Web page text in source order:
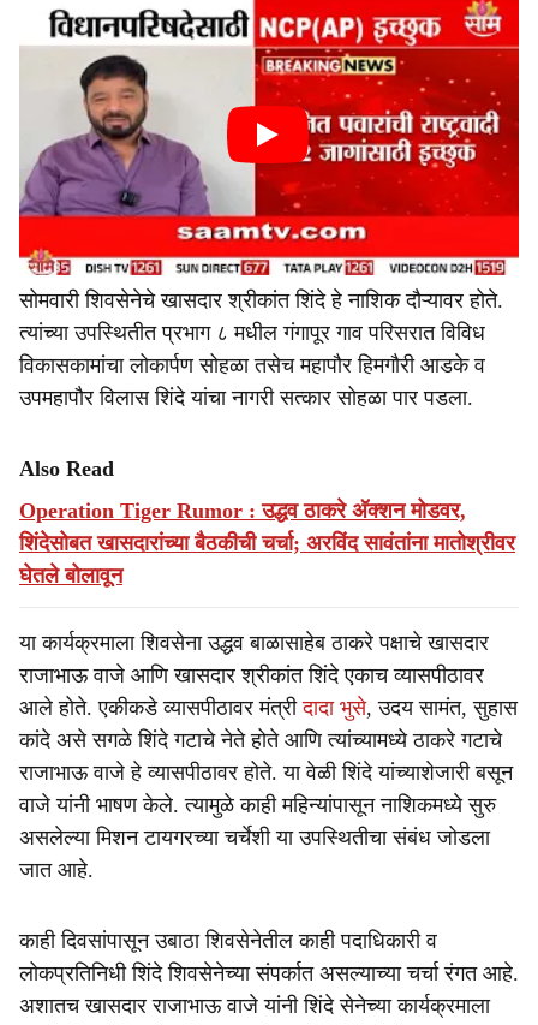
सोमवारी शिवसेनेचे खासदार श्रीकांत शिंदे हे नाशिक दौऱ्यावर होते.
त्यांच्या उपस्थितीत प्रभाग ८ मधील गंगापूर गाव परिसरात विविध
विकासकामांचा लोकार्पण सोहळा तसेच महापौर हिमगौरी आडके व
उपमहापौर विलास शिंदे यांचा नागरी सत्कार सोहळा पार पडला.
Also Read
Operation Tiger Rumor : उद्धव ठाकरे अ‍ॅक्शन मोडवर,
शिंदेसोबत खासदारांच्या बैठकीची चर्चा; अरविंद सावंतांना मातोश्रीवर
घेतले बोलावून
या कार्यक्रमाला शिवसेना उद्धव बाळासाहेब ठाकरे पक्षाचे खासदार
राजाभाऊ वाजे आणि खासदार श्रीकांत शिंदे एकाच व्यासपीठावर
आले होते. एकीकडे व्यासपीठावर मंत्रीदादा भुसे, उदय सामंत, सुहास
कांदे असे सगळे शिंदे गटाचे नेते होते आणि त्यांच्यामध्ये ठाकरे गटाचे
राजाभाऊ वाजे हे व्यासपीठावर होते. या वेळी शिंदे यांच्याशेजारी बसून
वाजे यांनी भाषण केले. त्यामुळे काही महिन्यांपासून नाशिकमध्ये सुरु
असलेल्या मिशन टायगरच्या चर्चेशी या उपस्थितीचा संबंध जोडला
जात आहे.
काही दिवसांपासून उबाठा शिवसेनेतील काही पदाधिकारी व
लोकप्रतिनिधी शिंदे शिवसेनेच्या संपर्कात असल्याच्या चर्चा रंगत आहे.
अशातच खासदार राजाभाऊ वाजे यांनी शिंदे सेनेच्या कार्यक्रमाला